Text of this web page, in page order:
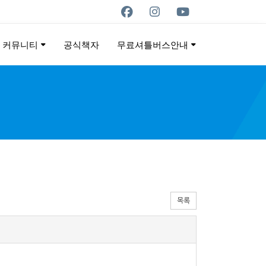
커뮤니티 공식책자 무료셔틀버스안내
목록